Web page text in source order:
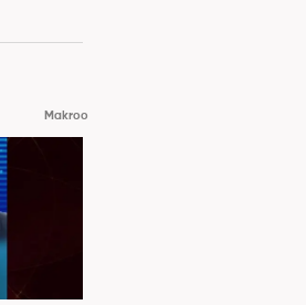
Makroo